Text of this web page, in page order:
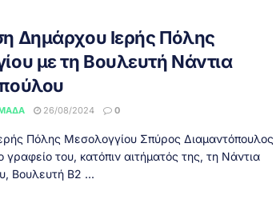
Δημάρχου Ιερής Πόλης
με τη Βουλευτή Νάντια
26/08/2024 0
Πόλης Μεσολογγίου Σπύρος Διαμαντόπουλος
γραφείο του, κατόπιν αιτήματός της, τη Νάντια
Βουλευτή Β2 ...